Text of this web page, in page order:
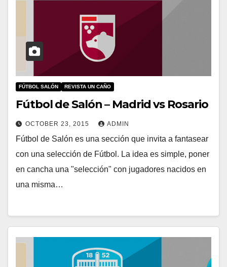
FÚTBOL SALÓN REVISTA UN CAÑO
Fútbol de Salón – Madrid vs Rosario
OCTOBER 23, 2015 ADMIN
Fútbol de Salón es una sección que invita a fantasear
con una selección de Fútbol. La idea es simple, poner
en cancha una "selección" con jugadores nacidos en
una misma…